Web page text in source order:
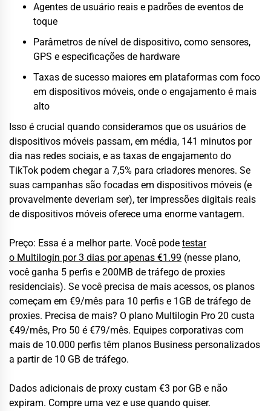
Agentes de usuário reais e padrões de eventos de
toque
Parâmetros de nível de dispositivo, como sensores,
GPS e especificações de hardware
Taxas de sucesso maiores em plataformas com foco
em dispositivos móveis, onde o engajamento é mais
alto
Isso é crucial quando consideramos que os usuários de
dispositivos móveis passam, em média, 141 minutos por
dia nas redes sociais, e as taxas de engajamento do
TikTok podem chegar a 7,5% para criadores menores. Se
suas campanhas são focadas em dispositivos móveis (e
provavelmente deveriam ser), ter impressões digitais reais
de dispositivos móveis oferece uma enorme vantagem.
Preço: Essa é a melhor parte. Você pode testar
o Multilogin por 3 dias por apenas €1.99 (nesse plano,
você ganha 5 perfis e 200MB de tráfego de proxies
residenciais). Se você precisa de mais acessos, os planos
começam em €9/mês para 10 perfis e 1GB de tráfego de
proxies. Precisa de mais? O plano Multilogin Pro 20 custa
€49/mês, Pro 50 é €79/mês. Equipes corporativas com
mais de 10.000 perfis têm planos Business personalizados
a partir de 10 GB de tráfego.
Dados adicionais de proxy custam €3 por GB e não
expiram. Compre uma vez e use quando quiser.